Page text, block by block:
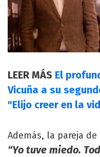
LEER MÁS El
Vicuña a su
"Elijo creer en la
Además, la pareja de
“Yo tuve miedo.